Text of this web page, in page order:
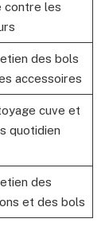
contre les
des bols
accessoires
cuve et
quotidien
des
et des bols